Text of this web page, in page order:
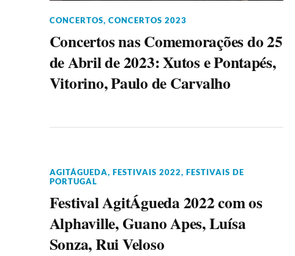
CONCERTOS, CONCERTOS 2023
Concertos nas Comemorações do 25
de Abril de 2023: Xutos e Pontapés,
Vitorino, Paulo de Carvalho
AGITÁGUEDA, FESTIVAIS 2022, FESTIVAIS DE
PORTUGAL
Festival AgitÁgueda 2022 com os
Alphaville, Guano Apes, Luísa
Sonza, Rui Veloso